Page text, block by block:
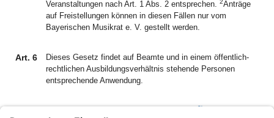
Veranstaltungen nach Art. 1 Abs. 2 entsprechen. 2Anträge
auf Freistellungen können in diesen Fällen nur vom
Bayerischen Musikrat e. V. gestellt werden.
Art. 6
Dieses Gesetz findet auf Beamte und in einem öffentlich-
rechtlichen Ausbildungsverhältnis stehende Personen
entsprechende Anwendung.
2)